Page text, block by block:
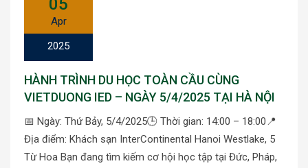
05
Apr
2025
HÀNH TRÌNH DU HỌC TOÀN CẦU CÙNG
VIETDUONG IED – NGÀY 5/4/2025 TẠI HÀ NỘI
📅 Ngày: Thứ Bảy, 5/4/2025🕒 Thời gian: 14:00 – 18:00📍
Địa điểm: Khách sạn InterContinental Hanoi Westlake, 5
Từ Hoa Bạn đang tìm kiếm cơ hội học tập tại Đức, Pháp,